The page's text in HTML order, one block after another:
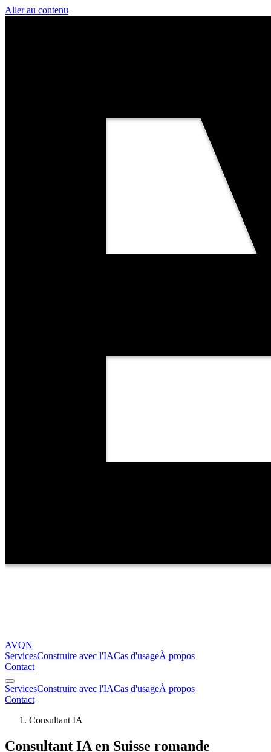
Aller au contenu
AVQN
ServicesConstruire avec l'IACas d'usageÀ propos
Contact
ServicesConstruire avec l'IACas d'usageÀ propos
Contact
Consultant IA
Consultant IA en Suisse romande